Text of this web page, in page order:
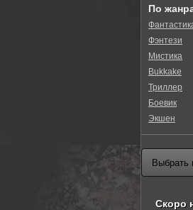
По
Фэнтези
Мистика
Bukkake
Триллер
Боевик
Экшен
Скоро